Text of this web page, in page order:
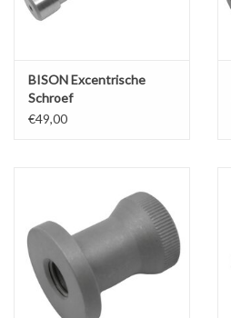
BISON Excentrische
Schroef
€49,00